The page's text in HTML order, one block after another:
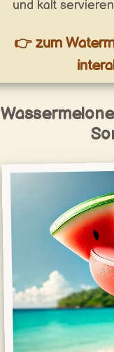
und kalt
👉 zum